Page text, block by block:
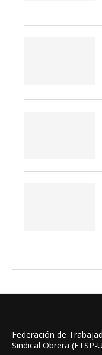
Federación de
Sindical Obrera (FTSP-